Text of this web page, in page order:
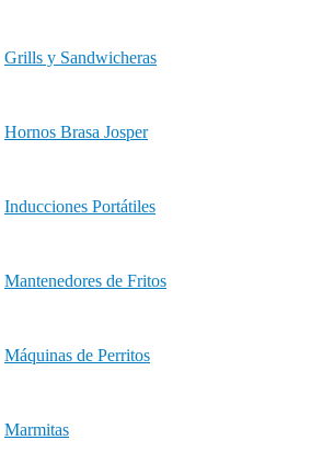
Grills y Sandwicheras
Hornos Brasa Josper
Inducciones Portátiles
Mantenedores de Fritos
Máquinas de Perritos
Marmitas